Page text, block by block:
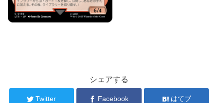
シェアする
Twitter Facebook はてブ